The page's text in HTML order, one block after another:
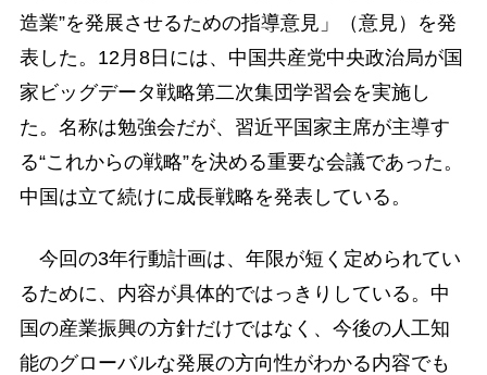
造業”を発展させるための指導意見」（意見）を発
表した。12月8日には、中国共産党中央政治局が国
家ビッグデータ戦略第二次集団学習会を実施し
た。名称は勉強会だが、習近平国家主席が主導す
る“これからの戦略”を決める重要な会議であった。
中国は立て続けに成長戦略を発表している。
今回の3年行動計画は、年限が短く定められてい
るために、内容が具体的ではっきりしている。中
国の産業振興の方針だけではなく、今後の人工知
能のグローバルな発展の方向性がわかる内容でも